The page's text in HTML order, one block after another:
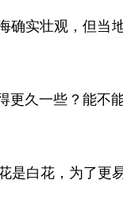
实壮观，但当
久一些？能不
白花，为了更